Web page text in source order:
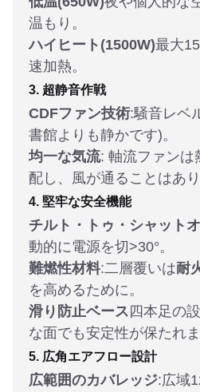
温もり。
ハイヒート(1500W)最大
速加熱。
3. 超静音作戦
CDFファン技術:騒音レベ
書館よりも静かです)。
均一な気流: 軸流ファンは
配し、風が通ることはあり
4. 堅牢な安全機能
チルト・トゥ・シャット
動的に電源を切>30°。
難燃性材料:二層覆いは耐
を高めるために。
滑り防止ベース 四本足の
な面でも安定性が保たれま
5. 広角エアフロー設計
広範囲のカバレッジ:広域